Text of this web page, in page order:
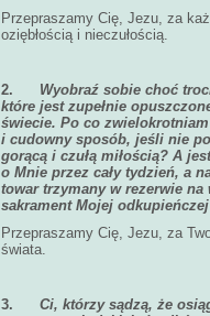
Przepraszamy Cię, Jezu, za
oziębłością i nieczułością.
2. Wyobraź sobie choć
które jest zupełnie
świecie. Po co
i cudowny sposób, jeśli nie
gorącą i czułą miłością? A
o Mnie przez cały tydzień, a
towar trzymany w rezerwie na
sakrament Mojej
Przepraszamy Cię, Jezu, za
świata.
3. Ci, którzy sądzą, że